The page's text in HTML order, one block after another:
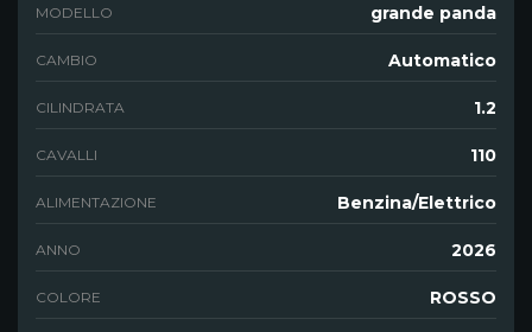
MODELLO grande panda
CAMBIO Automatico
CILINDRATA 1.2
CAVALLI 110
ALIMENTAZIONE Benzina/Elettrico
ANNO 2026
COLORE ROSSO